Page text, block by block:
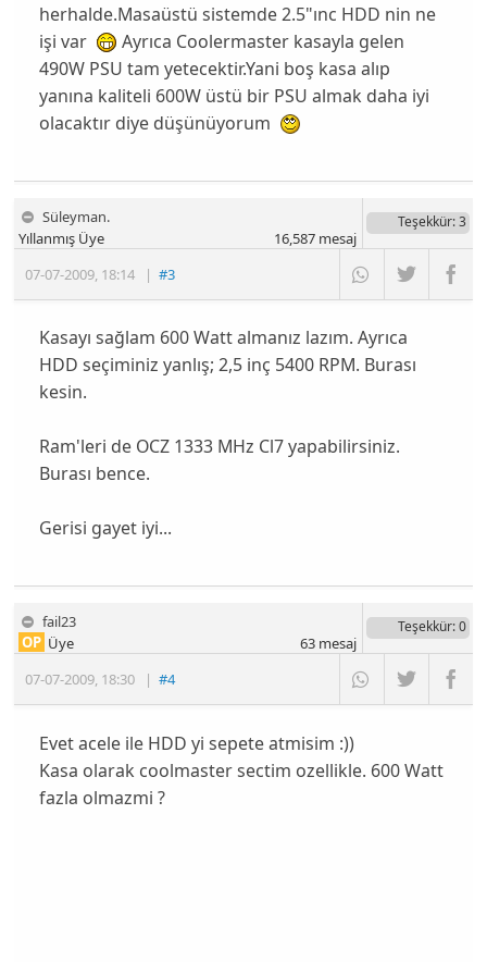
herhalde.Masaüstü sistemde 2.5"ınc HDD nin ne
işi var
Ayrıca Coolermaster kasayla gelen
490W PSU tam yetecektir.Yani boş kasa alıp
yanına kaliteli 600W üstü bir PSU almak daha iyi
olacaktır diye düşünüyorum
Süleyman.
07-07-2009, 18:14 |#3
Yıllanmış Üye
Teşekkür: 3
16,587mesaj
Kasayı sağlam 600 Watt almanız lazım. Ayrıca
HDD seçiminiz yanlış; 2,5 inç 5400 RPM. Burası
kesin.
Ram'leri de OCZ 1333 MHz Cl7 yapabilirsiniz.
Burası bence.
Gerisi gayet iyi...
fail23
07-07-2009, 18:30 |#4
OP Üye
Teşekkür: 0
63mesaj
Evet acele ile HDD yi sepete atmisim :))
Kasa olarak coolmaster sectim ozellikle. 600 Watt
fazla olmazmi ?